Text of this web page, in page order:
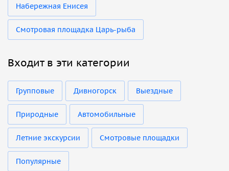
Набережная Енисея
Смотровая площадка Царь-рыба
Входит в эти категории
Групповые Дивногорск Выездные
Природные Автомобильные
Летние экскурсии Смотровые площадки
Популярные